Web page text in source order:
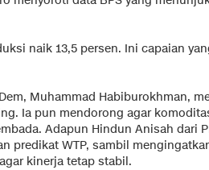
naik 13,5 persen. Ini capaian
Muhammad Habiburokhman,
Ia pun mendorong agar
Adapun Hindun Anisah dari
predikat WTP, sambil
kinerja tetap stabil.